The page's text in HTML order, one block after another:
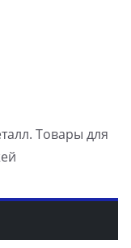
Товары для